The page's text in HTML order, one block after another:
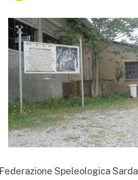
Speleologica